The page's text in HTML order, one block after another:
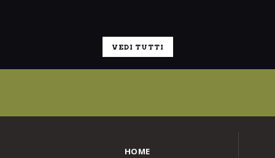
VEDI TUTTI
HOME